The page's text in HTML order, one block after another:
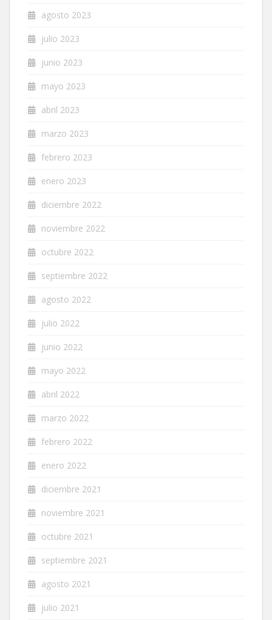
agosto 2023
julio 2023
junio 2023
mayo 2023
abril 2023
marzo 2023
febrero 2023
enero 2023
diciembre 2022
noviembre 2022
octubre 2022
septiembre 2022
agosto 2022
julio 2022
junio 2022
mayo 2022
abril 2022
marzo 2022
febrero 2022
enero 2022
diciembre 2021
noviembre 2021
octubre 2021
septiembre 2021
agosto 2021
julio 2021